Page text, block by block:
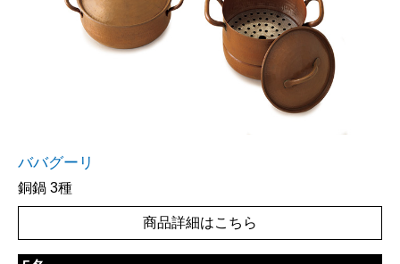
ババグーリ
銅鍋 3種
商品詳細はこちら